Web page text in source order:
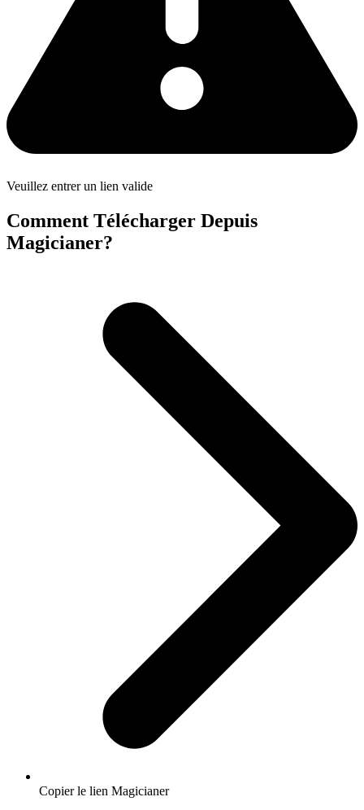
Veuillez entrer un lien valide
Comment Télécharger Depuis
Magicianer?
Copier le lien Magicianer